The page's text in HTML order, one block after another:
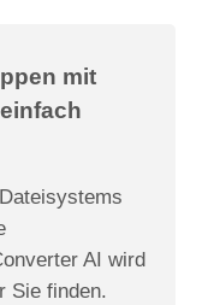
mit
AI wird
Sie finden.